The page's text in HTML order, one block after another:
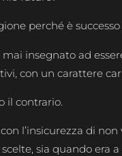
perché è
mai insegnato ad
con un carattere
il contrario.
l’insicurezza di
sia quando era